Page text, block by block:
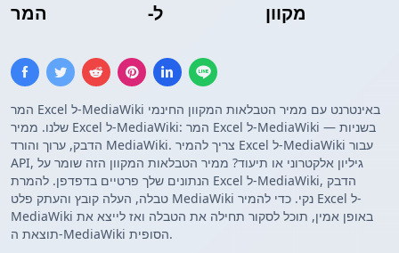
ל- מקוון
המר Excel ל-MediaWiki באינטרנט עם ממיר הטבלאות המקוון החינמי
שלנו. ממיר Excel ל-MediaWiki: המר Excel ל-MediaWiki בשניות —
הדבק, ערוך והורד MediaWiki. צריך להמיר Excel ל-MediaWiki עבור
API, גיליון אלקטרוני או תיעוד? ממיר הטבלאות המקוון הזה שומר על
הנתונים שלך פרטיים בדפדפן. להמרת Excel ל-MediaWiki, הדבק
טבלה, העלה קובץ והעתק פלט MediaWiki נקי. כדי להמיר Excel ל-
MediaWiki באופן אמין, תוכל לסקור תחילה את הטבלה ואז לייצא את
תוצאת ה-MediaWiki הסופית.